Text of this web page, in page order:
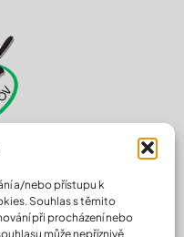
a/nebo přístupu k
Souhlas s těmito
při procházení nebo
může nepříznivě